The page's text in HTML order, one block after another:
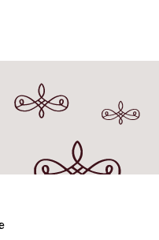
данных